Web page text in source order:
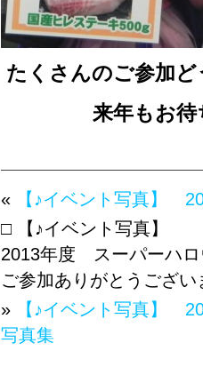
たくさんのご参加
来年もお
«
【♪イベント写真】
□ 【♪イベント写真】
2013年度 スーパーハロ
ご参加ありがとうござい
»
【♪イベント写真】
写真集